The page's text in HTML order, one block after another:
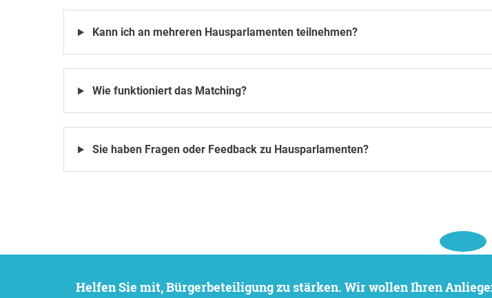
Kann ich an mehreren Hausparlamenten teilnehmen?
Wie funktioniert das Matching?
Sie haben Fragen oder Feedback zu Hausparlamenten?
Helfen Sie mit, Bürgerbeteiligung zu stärken. Wir wollen Ihren